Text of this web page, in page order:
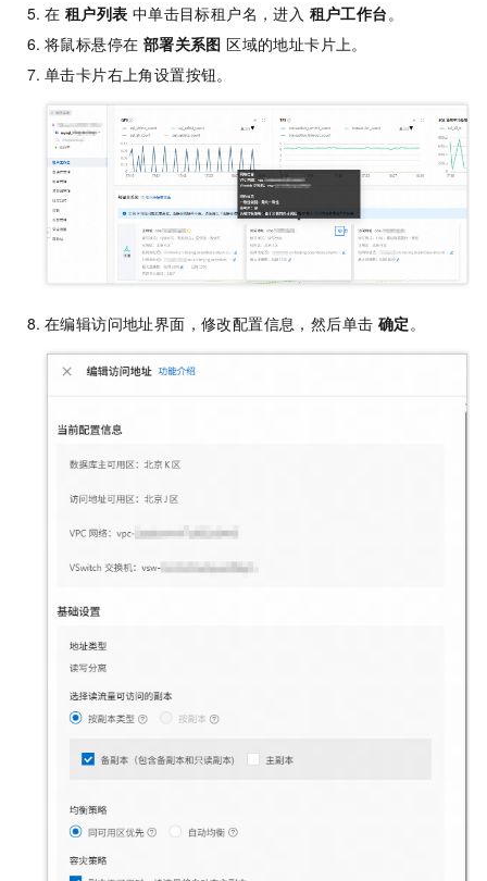
在 租户列表 中单击目标租户名，进入 租户工作台。
将鼠标悬停在 部署关系图 区域的地址卡片上。
单击卡片右上角设置按钮。
在编辑访问地址界面，修改配置信息，然后单击 确定 。